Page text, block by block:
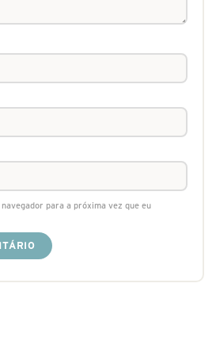
para a próxima vez que eu